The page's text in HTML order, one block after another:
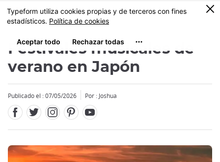
Tamaño
MENU
0
Festivales musicales de
verano en Japón
Publicado el : 07/05/2026 Por : Joshua
Close